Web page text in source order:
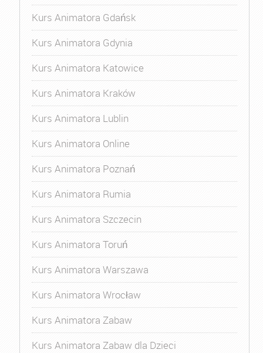
Kurs Animatora Gdańsk
Kurs Animatora Gdynia
Kurs Animatora Katowice
Kurs Animatora Kraków
Kurs Animatora Lublin
Kurs Animatora Online
Kurs Animatora Poznań
Kurs Animatora Rumia
Kurs Animatora Szczecin
Kurs Animatora Toruń
Kurs Animatora Warszawa
Kurs Animatora Wrocław
Kurs Animatora Zabaw
Kurs Animatora Zabaw dla Dzieci